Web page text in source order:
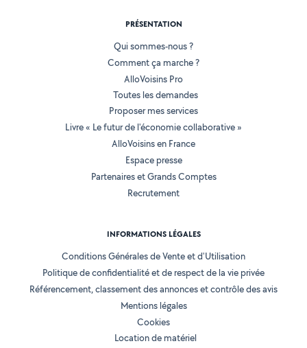
PRÉSENTATION
Qui sommes-nous ?
Comment ça marche ?
AlloVoisins Pro
Toutes les demandes
Proposer mes services
Livre « Le futur de l'économie collaborative »
AlloVoisins en France
Espace presse
Partenaires et Grands Comptes
Recrutement
INFORMATIONS LÉGALES
Conditions Générales de Vente et d'Utilisation
Politique de confidentialité et de respect de la vie privée
Référencement, classement des annonces et contrôle des avis
Mentions légales
Cookies
Location de matériel